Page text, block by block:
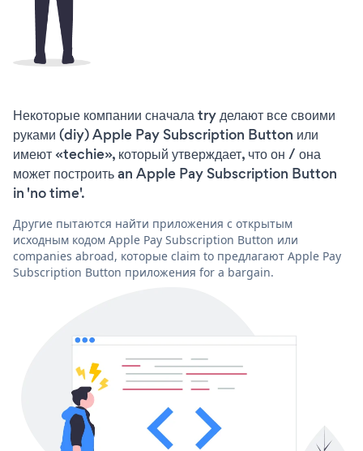
Некоторые компании сначала try делают все своими
руками (diy) Apple Pay Subscription Button или
имеют «techie», который утверждает, что он / она
может построить an Apple Pay Subscription Button
in 'no time'.
Другие пытаются найти приложения с открытым
исходным кодом Apple Pay Subscription Button или
companies abroad, которые claim to предлагают Apple Pay
Subscription Button приложения for a bargain.